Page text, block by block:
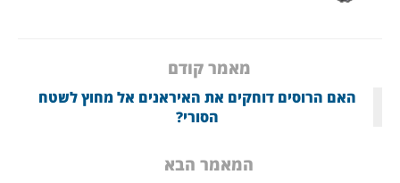
מאמר קודם
האם הרוסים דוחקים את האיראנים אל מחוץ לשטח
הסורי?
המאמר הבא